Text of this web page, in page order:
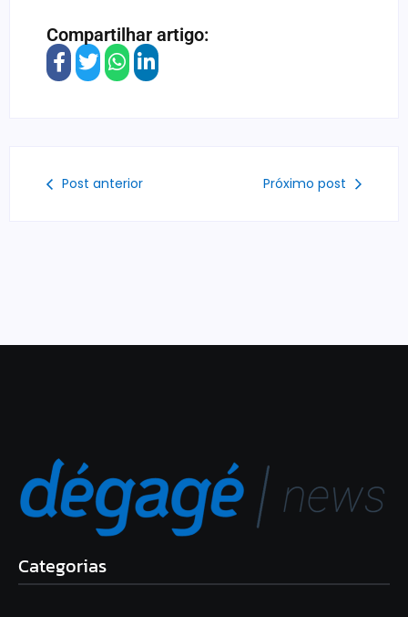
Compartilhar artigo:
Post anterior Próximo post
Categorias